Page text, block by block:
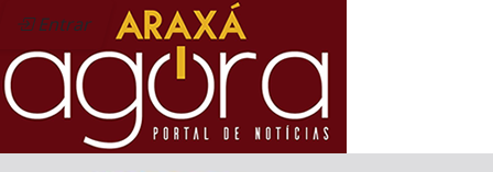
Entrar